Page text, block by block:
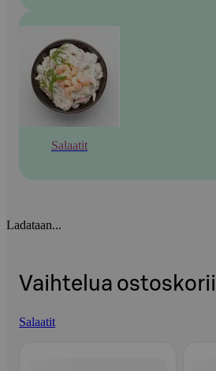
Salaatit
Ladataan...
Vaihtelua
Salaatit